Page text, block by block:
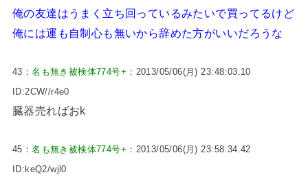
俺の友達はうまく立ち回っているみたいで買ってるけど
俺には運も自制心も無いから辞めた方がいいだろうな
43：名も無き被検体774号+ ：2013/05/06(月) 23:48:03.10
ID:2CW//r4e0
臓器売ればおk
45：名も無き被検体774号+ ：2013/05/06(月) 23:58:34.42
ID:keQ2/wjl0